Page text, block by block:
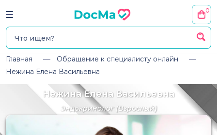
0
Главная
Обращение к специалисту онлайн
Нежина Елена Васильевна
Нежина Елена Васильевна
Эндокринолог(Взрослый)